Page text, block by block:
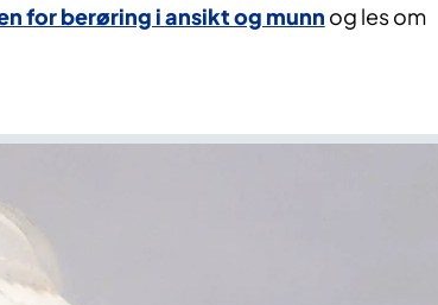
for berøring i ansikt og munn og les om